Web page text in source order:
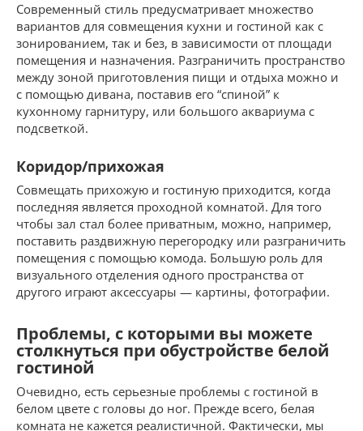
Современный стиль предусматривает множество
вариантов для совмещения кухни и гостиной как с
зонированием, так и без, в зависимости от площади
помещения и назначения. Разграничить пространство
между зоной приготовления пищи и отдыха можно и
с помощью дивана, поставив его “спиной” к
кухонному гарнитуру, или большого аквариума с
подсветкой.
Коридор/прихожая
Совмещать прихожую и гостиную приходится, когда
последняя является проходной комнатой. Для того
чтобы зал стал более приватным, можно, например,
поставить раздвижную перегородку или разграничить
помещения с помощью комода. Большую роль для
визуального отделения одного пространства от
другого играют аксессуары — картины, фотографии.
Проблемы, с которыми вы можете
столкнуться при обустройстве белой
гостиной
Очевидно, есть серьезные проблемы с гостиной в
белом цвете с головы до ног. Прежде всего, белая
комната не кажется реалистичной. Фактически, мы